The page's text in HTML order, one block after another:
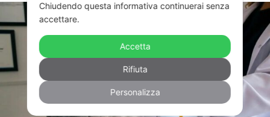
Chiudendo questa informativa continuerai senza
accettare.
Accetta
Rifiuta
Personalizza